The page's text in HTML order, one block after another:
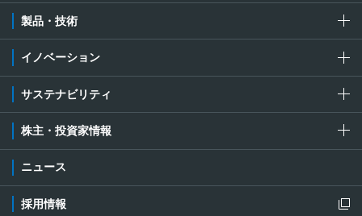
製品・技術
イノベーション
サステナビリティ
株主・投資家情報
ニュース
採用情報
新規ウィンドウを開きます